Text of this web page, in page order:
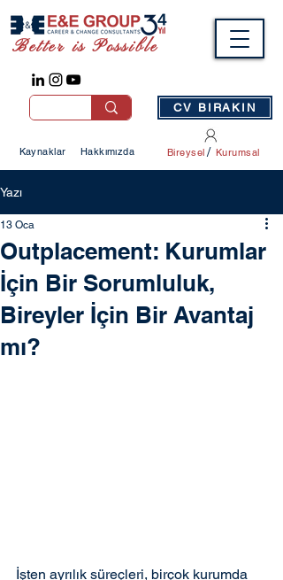
Better is Possible
Kaynaklar Hakkımızda /
Bireysel Kurumsal
CV BIRAKIN
Yazı
Outplacement: Kurumlar
İçin Bir Sorumluluk,
Bireyler İçin Bir Avantaj
mı?
13 Oca
İşten ayrılık süreçleri, birçok kurumda